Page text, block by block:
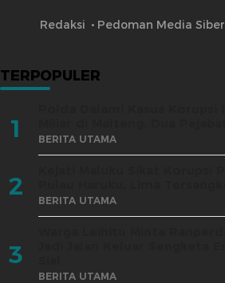
Redaksi Pedoman Media Siber
TERPOPULER
1 BERITA UTAMA
2 BERITA UTAMA
3
BERITA UTAMA